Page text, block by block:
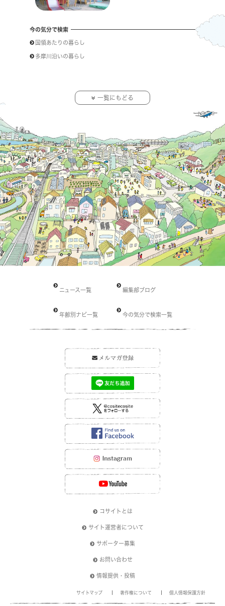
今の気分で検索
国領あたりの暮らし
多摩川沿いの暮らし
一覧にもどる
ニュース一覧 編集部ブログ
年齢別ナビ一覧 今の気分で検索一覧
コサイトとは
サイト運営者について
サポーター募集
お問い合わせ
情報提供・投稿
サイトマップ 著作権について 個人情報保護方針